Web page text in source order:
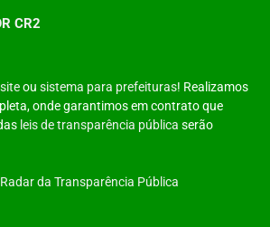
CR2
ou sistema para prefeituras! Realizamos
onde garantimos em contrato que
leis de transparência pública serão
Radar da Transparência Pública